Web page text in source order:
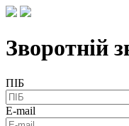
Зворотній
ПІБ
E-mail